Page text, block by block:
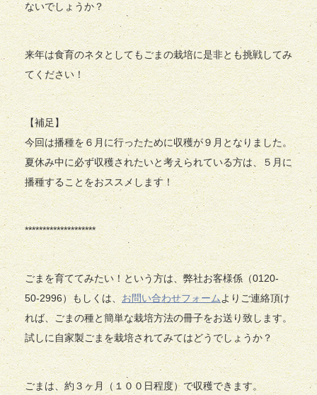
ないでしょうか？
来年は食育のネタとしてもごまの栽培に是非とも挑戦してみ
てください！
【補足】
今回は播種を６月に行ったために収穫が９月となりました。
夏休み中に必ず収穫されたいと考えられている方は、５月に
播種することをおススメします！
********************
ごまを育ててみたい！という方は、弊社お客様係（0120-
50-2996）もしくは、お問い合わせフォームよりご連絡頂け
れば、ごまの種と簡単な栽培方法の冊子をお送り致します。
試しに自家製ごまを栽培されてみてはどうでしょうか？
ごまは、約３ヶ月（１００日程度）で収穫できます。